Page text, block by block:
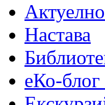
Настава
еКо-